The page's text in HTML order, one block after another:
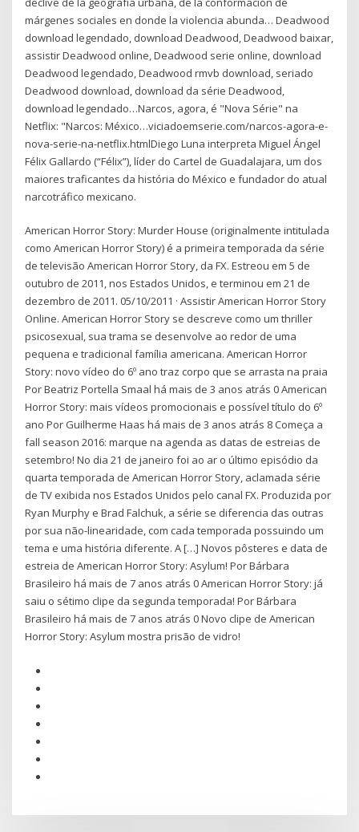
márgenes sociales en donde la violencia abunda… Deadwood
download legendado, download Deadwood, Deadwood baixar,
assistir Deadwood online, Deadwood serie online, download
Deadwood legendado, Deadwood rmvb download, seriado
Deadwood download, download da série Deadwood,
download legendado…Narcos, agora, é "Nova Série" na
Netflix: "Narcos: México…viciadoemserie.com/narcos-agora-e-
nova-serie-na-netflix.htmlDiego Luna interpreta Miguel Ángel
Félix Gallardo (“Félix”), líder do Cartel de Guadalajara, um dos
maiores traficantes da história do México e fundador do atual
narcotráfico mexicano.
American Horror Story: Murder House (originalmente intitulada
como American Horror Story) é a primeira temporada da série
de televisão American Horror Story, da FX. Estreou em 5 de
outubro de 2011, nos Estados Unidos, e terminou em 21 de
dezembro de 2011. 05/10/2011 · Assistir American Horror Story
Online. American Horror Story se descreve como um thriller
psicosexual, sua trama se desenvolve ao redor de uma
pequena e tradicional família americana. American Horror
Story: novo vídeo do 6º ano traz corpo que se arrasta na praia
Por Beatriz Portella Smaal há mais de 3 anos atrás 0 American
Horror Story: mais vídeos promocionais e possível título do 6º
ano Por Guilherme Haas há mais de 3 anos atrás 8 Começa a
fall season 2016: marque na agenda as datas de estreias de
setembro! No dia 21 de janeiro foi ao ar o último episódio da
quarta temporada de American Horror Story, aclamada série
de TV exibida nos Estados Unidos pelo canal FX. Produzida por
Ryan Murphy e Brad Falchuk, a série se diferencia das outras
por sua não-linearidade, com cada temporada possuindo um
tema e uma história diferente. A […] Novos pôsteres e data de
estreia de American Horror Story: Asylum! Por Bárbara
Brasileiro há mais de 7 anos atrás 0 American Horror Story: já
saiu o sétimo clipe da segunda temporada! Por Bárbara
Brasileiro há mais de 7 anos atrás 0 Novo clipe de American
Horror Story: Asylum mostra prisão de vidro!